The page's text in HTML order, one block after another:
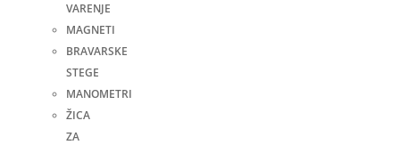
VARENJE
MAGNETI
BRAVARSKE
STEGE
MANOMETRI
ŽICA
ZA